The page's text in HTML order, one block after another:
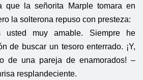
que la señorita Marple tomara en
la solterona repuso con presteza:
muy amable. Siempre he
de buscar un tesoro enterrado. ¡Y,
de una pareja de enamorados! –
resplandeciente.